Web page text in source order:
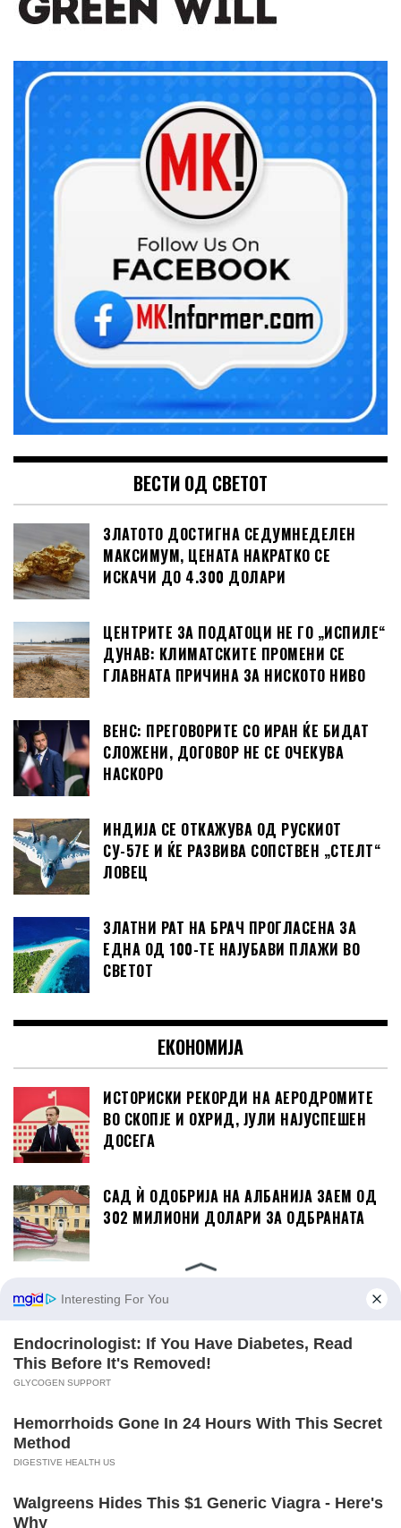
ВЕСТИ ОД СВЕТОТ
ЗЛАТОТО ДОСТИГНА СЕДУМНЕДЕЛЕН
МАКСИМУМ, ЦЕНАТА НАКРАТКО СЕ
ИСКАЧИ ДО 4.300 ДОЛАРИ
ЦЕНТРИТЕ ЗА ПОДАТОЦИ НЕ ГО „ИСПИЛЕ“
ДУНАВ: КЛИМАТСКИТЕ ПРОМЕНИ СЕ
ГЛАВНАТА ПРИЧИНА ЗА НИСКОТО НИВО
ВЕНС: ПРЕГОВОРИТЕ СО ИРАН ЌЕ БИДАТ
СЛОЖЕНИ, ДОГОВОР НЕ СЕ ОЧЕКУВА
НАСКОРО
ИНДИЈА СЕ ОТКАЖУВА ОД РУСКИОТ
СУ-57Е И ЌЕ РАЗВИВА СОПСТВЕН „СТЕЛТ“
ЛОВЕЦ
ЗЛАТНИ РАТ НА БРАЧ ПРОГЛАСЕНА ЗА
ЕДНА ОД 100-ТЕ НАЈУБАВИ ПЛАЖИ ВО
СВЕТОТ
ЕКОНОМИЈА
ИСТОРИСКИ РЕКОРДИ НА АЕРОДРОМИТЕ
ВО СКОПЈЕ И ОХРИД, ЈУЛИ НАЈУСПЕШЕН
ДОСЕГА
САД Ѝ ОДОБРИЈА НА АЛБАНИЈА ЗАЕМ ОД
302 МИЛИОНИ ДОЛАРИ ЗА ОДБРАНАТА
ДИЗЕЛОТ ПОСКАПУВА НА 99,5 ДЕНАРИ,
ДЕНАРИ
КАКО СЕ ДВИЖАТ ЦЕНИТЕ НА КИРИИТЕ ВО
СКОПЈЕ? ЦЕНТАР УБЕДЛИВО НАЈСКАП,
КИСЕЛА ВОДА НАЈЕВТИНА
ИРСКА Е НАЈБРЗОРАСТЕЧКАТА ЕКОНОМИЈА
ВО ЕУ, ГЕРМАНИЈА, ФРАНЦИЈА И ИТАЛИЈА